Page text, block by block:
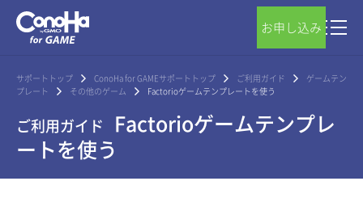
お申し込み
サポートトップ ConoHa for GAMEサポートトップ ご利用ガイド
ゲームテン
プレート
その他のゲーム Factorioゲームテンプレートを使う
ご利用ガイド
Factorioゲームテンプレ
ートを使う